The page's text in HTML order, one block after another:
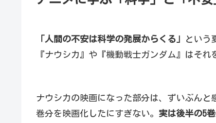
「人間の不安は科学の発展からくる」
という
『ナウシカ』や『機動戦士ガンダム』はそれ
ナウシカの映画になった部分は、ずいぶん
巻分を映画化したにすぎない。 実は後半の5